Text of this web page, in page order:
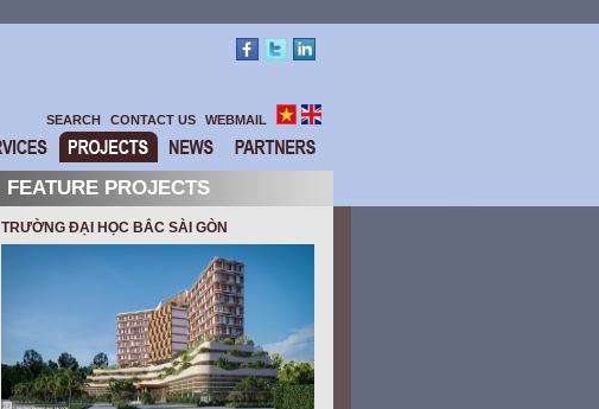
SEARCH CONTACT US WEBMAIL
FEATURE PROJECTS
TRƯỜNG ĐẠI HỌC BẮC SÀI GÒN